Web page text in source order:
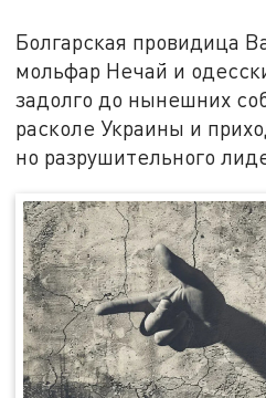
Болгарская провидица
мольфар Нечай и
задолго до нынешних
расколе Украины и
но разрушительного